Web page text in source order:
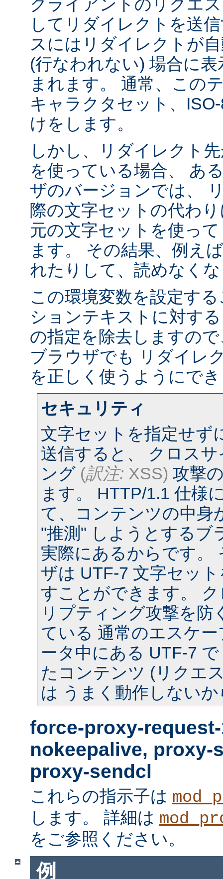
クライアントのリクエ
してリダイレクトを送
スにはリダイレクトが
(行なわれない) 場合に
まれます。 通常、この
キャラクタセット、
けをします。
しかし、リダイレクト
を使っている場合、 あ
ザのバージョンでは、
際の文字セットの代わ
元の文字セットを使っ
ます。 その結果、例え
れたりして、読めなく
この環境変数を設定す
ションテキストに対す
の指定を除去しますの
ブラウザでも リダイレ
を正しく使うようにで
セキュリティ
文字セットを指定せず
送信すると、 クロス
ング (訳注: XSS) 攻撃
ます。 HTTP/1.1 仕様
て、コンテンツの中身
"推測" しようとするブ
実際にあるからです。
ザは UTF-7 文字セッ
すことができます。
リプティング攻撃を防
ている 通常のエスケ
ータ中にある UTF-7
たコンテンツ (リクエ
は うまく動作しない
force-proxy-
nokeepalive, proxy-
proxy-sendcl
これらの指示子は
します。 詳細は
をご参照ください。
例